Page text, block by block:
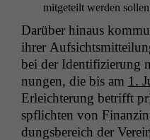
mit­geteilt wer­den
Darüber hin­aus
ihrer
bei der Iden­ti­fizierung
nun­gen, die bis am 1.
Erle­ichterung bet­rifft
spflicht­en von
dungs­bere­ich der